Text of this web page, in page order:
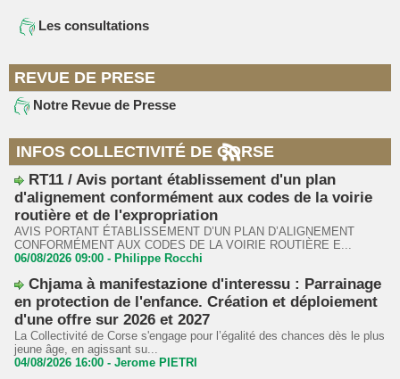
Les consultations
REVUE DE PRESE
Notre Revue de Presse
INFOS COLLECTIVITÉ DE CORSE
RT11 / Avis portant établissement d'un plan
d'alignement conformément aux codes de la voirie
routière et de l'expropriation
AVIS PORTANT ÉTABLISSEMENT D’UN PLAN D’ALIGNEMENT
CONFORMÉMENT AUX CODES DE LA VOIRIE ROUTIÈRE E...
06/08/2026 09:00 - Philippe Rocchi
Chjama à manifestazione d'interessu : Parrainage
en protection de l'enfance. Création et déploiement
d'une offre sur 2026 et 2027
La Collectivité de Corse s'engage pour l’égalité des chances dès le plus
jeune âge, en agissant su...
04/08/2026 16:00 - Jerome PIETRI